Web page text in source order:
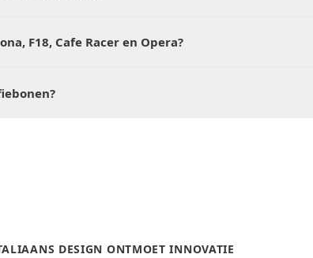
F18, Cafe Racer en Opera?
DESIGN ONTMOET INNOVATIE